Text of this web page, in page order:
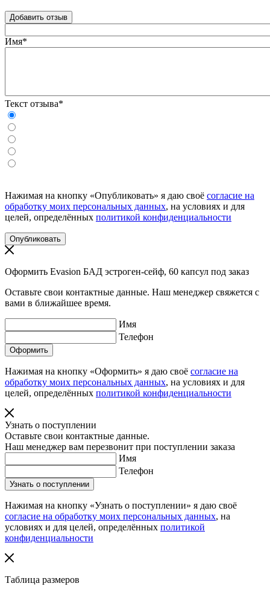
Добавить отзыв
Имя*
Текст отзыва*
Нажимая на кнопку «Опубликовать» я даю своё согласие на
обработку моих персональных данных, на условиях и для
целей, определённых политикой конфиденциальности
Оформить Evasion БАД эстроген-сейф, 60 капсул под заказ
Оставьте свои контактные данные. Наш менеджер свяжется с
вами в ближайшее время.
Имя
Телефон
Нажимая на кнопку «Оформить» я даю своё согласие на
обработку моих персональных данных, на условиях и для
целей, определённых политикой конфиденциальности
Узнать о поступлении
Оставьте свои контактные данные.
Наш менеджер вам перезвонит при поступлении заказа
Имя
Телефон
Нажимая на кнопку «Узнать о поступлении» я даю своё
согласие на обработку моих персональных данных, на
условиях и для целей, определённых политикой
конфиденциальности
Таблица размеров